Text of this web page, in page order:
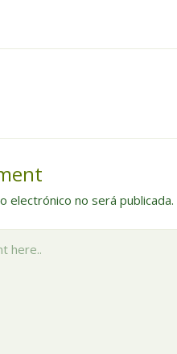
electrónico no será publicada.